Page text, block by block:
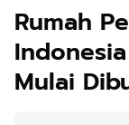
Rumah
Mulai